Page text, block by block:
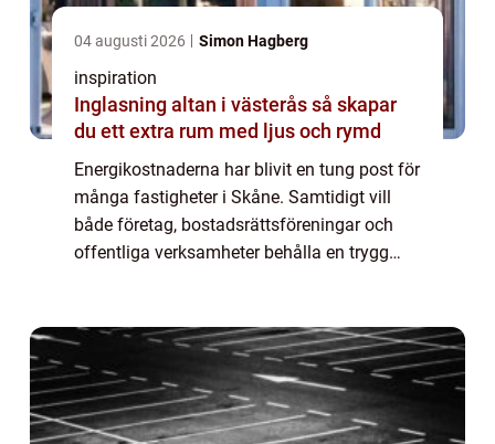
04 augusti 2026 Simon Hagberg
inspiration
Inglasning altan i västerås så skapar
du ett extra rum med ljus och rymd
Energikostnaderna har blivit en tung post för
många fastigheter i Skåne. Samtidigt vill
både företag, bostadsrättsföreningar och
offentliga verksamheter behålla en trygg